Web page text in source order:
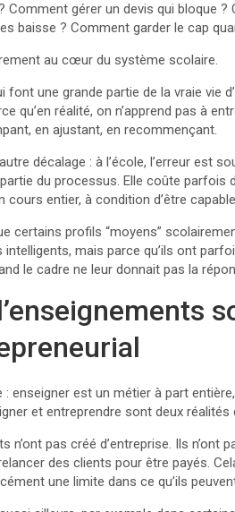
Comment gérer un devis qui bloque
baisse ? Comment garder le cap
au cœur du système scolaire.
font une grande partie de la vraie vie
qu’en réalité, on n’apprend pas à
en ajustant, en recommençant.
décalage : à l’école, l’erreur est
du processus. Elle coûte parfois
cours entier, à condition d’être
certains profils “moyens”
intelligents, mais parce qu’ils ont
le cadre ne leur donnait pas la
: enseigner est un métier à part
et entreprendre sont deux
n’ont pas créé d’entreprise. Ils
des clients pour être payés.
une limite dans ce qu’ils